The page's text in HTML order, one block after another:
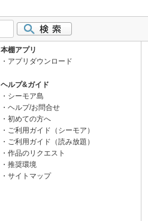
本棚アプリ
アプリダウンロード
ヘルプ&ガイド
シーモア島
ヘルプ/お問合せ
初めての方へ
ご利用ガイド（シーモア）
ご利用ガイド（読み放題）
作品のリクエスト
推奨環境
サイトマップ